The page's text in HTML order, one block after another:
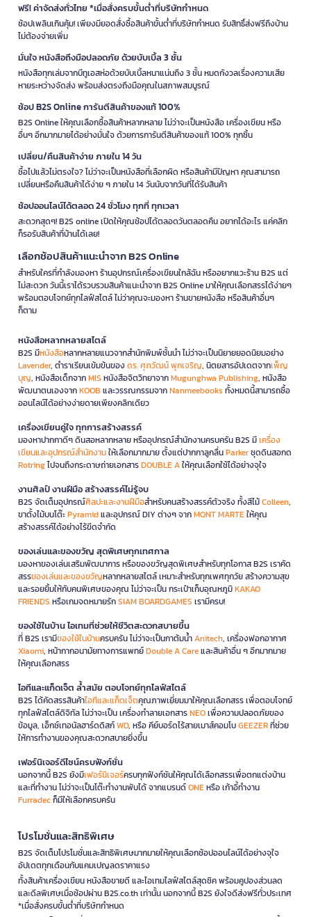
ฟรี! ค่าจัดส่งทั่วไทย *เมื่อสั่งครบขั้นต่ำที่บริษัทกำหนด
ช้อปเพลินเกินคุ้ม! เพียงมียอดสั่งซื้อสินค้าขั้นต่ำที่บริษัทกำหนด รับสิทธิ์ส่งฟรีถึงบ้าน
ไม่ต้องจ่ายเพิ่ม
มั่นใจ หนังสือถึงมือปลอดภัย ด้วยบับเบิ้ล 3 ชั้น
หนังสือทุกเล่มจากบีทูเอสห่อด้วยบับเบิ้ลหนาแน่นถึง 3 ชั้น หมดกังวลเรื่องความเสีย
หายระหว่างจัดส่ง พร้อมส่งตรงถึงมือคุณในสภาพสมบูรณ์
ช้อป B2S Online การันตีสินค้าของแท้ 100%
B2S Online ให้คุณเลือกซื้อสินค้าหลากหลาย ไม่ว่าจะเป็นหนังสือ เครื่องเขียน หรือ
อื่นๆ อีกมากมายได้อย่างมั่นใจ ด้วยการการันตีสินค้าของแท้ 100% ทุกชิ้น
เปลี่ยน/คืนสินค้าง่าย ภายใน 14 วัน
ซื้อไปแล้วไม่ตรงใจ? ไม่ว่าจะเป็นหนังสือที่เลือกผิด หรือสินค้ามีปัญหา คุณสามารถ
เปลี่ยนหรือคืนสินค้าได้ง่าย ๆ ภายใน 14 วันนับจากวันที่ได้รับสินค้า
ช้อปออนไลน์ได้ตลอด 24 ชั่วโมง ทุกที่ ทุกเวลา
สะดวกสุดๆ! B2S online เปิดให้คุณช้อปได้ตลอดวันตลอดคืน อยากได้อะไร แค่คลิก
ก็รอรับสินค้าที่บ้านได้เลย!
เลือกช้อปสินค้าแนะนำจาก B2S Online
สำหรับใครที่กำลังมองหา ร้านอุปกรณ์เครื่องเขียนใกล้ฉัน หรืออยากแวะร้าน B2S แต่
ไม่สะดวก วันนี้เราได้รวบรวมสินค้าแนะนำจาก B2S Online มาให้คุณเลือกสรรได้ง่ายๆ
พร้อมตอบโจทย์ทุกไลฟ์สไตล์ ไม่ว่าคุณจะมองหา ร้านขายหนังสือ หรือสินค้าอื่นๆ
ก็ตาม
หนังสือหลากหลายสไตล์
B2S มีหนังสือหลากหลายแนวจากสำนักพิมพ์ชั้นนำ ไม่ว่าจะเป็นนิยายยอดนิยมอย่าง
Lavender, ตำราเรียนเข้มข้นของดร. ศุภวัฒน์ พุกเจริญ, นิตยสารอัปเดตจากเพ็ญ
บุญ, หนังสือเด็กจากMIS หนังสือจิตวิทยาจากMugunghwa Publishing, หนังสือ
พัฒนาตนเองจากKOOB และวรรณกรรมจากNanmeebooks ทั้งหมดนี้สามารถซื้อ
ออนไลน์ได้อย่างง่ายดายเพียงคลิกเดียว
เครื่องเขียนคู่ใจ ทุกการสร้างสรรค์
มองหาปากกาดีๆ ดินสอหลากหลาย หรืออุปกรณ์สำนักงานครบครัน B2S มีเครื่อง
เขียนและอุปกรณ์สำนักงานให้เลือกมากมาย ตั้งแต่ปากกาลูกลื่นParkerชุดดินสอกด
Rotringไปจนถึงกระดาษถ่ายเอกสารDOUBLE Aให้คุณเลือกใช้ได้อย่างจุใจ
งานศิลป์ งานฝีมือ สร้างสรรค์ไม่รู้จบ
B2S จัดเต็มอุปกรณ์ศิลปะและงานฝีมือสำหรับคนสร้างสรรค์ตัวจริง ทั้งสีไม้Colleen,
ขาตั้งไม้บนโต๊ะPyramidและอุปกรณ์ DIY ต่างๆ จากMONT MARTEให้คุณ
สร้างสรรค์ได้อย่างไร้ขีดจำกัด
ของเล่นและของขวัญ สุดพิเศษทุกเทศกาล
มองหาของเล่นเสริมพัฒนาการ หรือของขวัญสุดพิเศษสำหรับทุกโอกาส B2S เราคัด
สรรของเล่นและของขวัญหลากหลายสไตล์ เหมาะสำหรับทุกเพศทุกวัย สร้างความสุข
และรอยยิ้มให้กับคนพิเศษของคุณ ไม่ว่าจะเป็น กระเป๋าเก็บอุณหภูมิKAKAO
FRIENDS หรือเกมจดหมายรักSIAM BOARDGAMES เรามีครบ!
ของใช้ในบ้าน ไอเทมที่ช่วยให้ชีวิตสะดวกสบายขึ้น
ที่ B2S เรามีของใช้ในบ้านครบครัน ไม่ว่าจะเป็นกาต้มน้ำAnitech, เครื่องฟอกอากาศ
Xiaomi, หน้ากากอนามัยทางการแพทย์Double A Careและสินค้าอื่น ๆ อีกมากมาย
ให้คุณเลือกสรร
ไอทีและแก็ดเจ็ต ล้ำสมัย ตอบโจทย์ทุกไลฟ์สไตล์
B2S ได้คัดสรรสินค้าไอทีและแก็ดเจ็ตคุณภาพเยี่ยมมาให้คุณเลือกสรร เพื่อตอบโจทย์
ทุกไลฟ์สไตล์ดิจิทัล ไม่ว่าจะเป็น เครื่องทำลายเอกสารNEOเพื่อความปลอดภัยของ
ข้อมูล, เอ็กซ์เทอนัลฮาร์ดดิสก์WD, หรือ คีย์บอร์ดไร้สายเมาส์คอมโบGEEZERที่ช่วย
ให้การทำงานของคุณสะดวกสบายยิ่งขึ้น
เฟอร์นิเจอร์ดีไซน์ครบฟังก์ชั่น
นอกจากนี้ B2S ยังมีเฟอร์นิเจอร์ครบทุกฟังก์ชันให้คุณได้เลือกสรรเพื่อตกแต่งบ้าน
และที่ทำงาน ไม่ว่าจะเป็นโต๊ะทำงานพับได้ จากแบรนด์ONEหรือ เก้าอี้ทำงาน
Furradecก็มีให้เลือกครบครัน
โปรโมชั่นและสิทธิพิเศษ
B2S จัดเต็มโปรโมชั่นและสิทธิพิเศษมากมายให้คุณเลือกช้อปออนไลน์ได้อย่างจุใจ
อัปเดตทุกเดือนกับแคมเปญลดราคาแรง
ทั้งสินค้าเครื่องเขียน หนังสือขายดี และไอเทมไลฟ์สไตล์สุดชิค พร้อมคูปองส่วนลด
และดีลพิเศษเมื่อช้อปผ่าน B2S.co.th เท่านั้น นอกจากนี้ B2S ยังใจดีส่งฟรีทั่วประเทศ
*เมื่อสั่งครบขั้นต่ำที่บริษัทกำหนด